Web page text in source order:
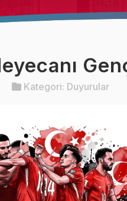
Kurumsal Kimlik
Kategori: Duyurular